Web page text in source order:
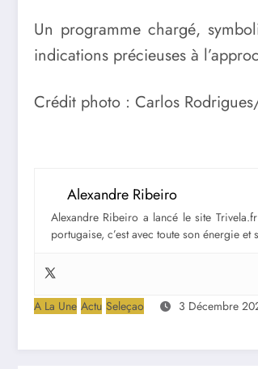
Un programme chargé,
indications précieuses à
Crédit photo : Carlos
Alexandre Ribeiro
Alexandre Ribeiro a lancé le site
portugaise, c’est avec toute son énergie
A La Une Actu Seleçao 3 Décembre